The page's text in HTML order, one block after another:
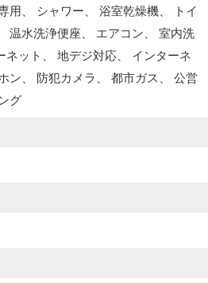
用 シャワー 浴室乾燥機
トイ
温水洗浄便座 エアコン
室内洗
ネット 地デジ対応
インターネ
ン 防犯カメラ 都市ガス
公営
グ